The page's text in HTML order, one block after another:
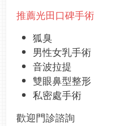
推薦光田口碑手術
狐臭
男性女乳手術
音波拉提
雙眼鼻型整形
私密處手術
歡迎門診諮詢